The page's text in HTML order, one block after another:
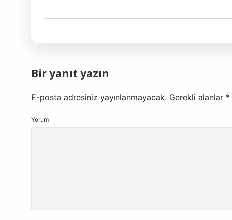
Bir yanıt yazın
E-posta adresiniz yayınlanmayacak. Gerekli alanlar *
Yorum